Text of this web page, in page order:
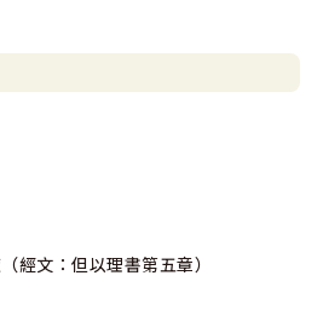
經文：但以理書第五章）